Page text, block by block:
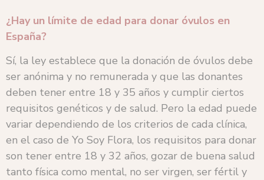
¿Hay un límite de edad para donar óvulos en
España?
Sí, la ley establece que la donación de óvulos debe
ser anónima y no remunerada y que las donantes
deben tener entre 18 y 35 años y cumplir ciertos
requisitos genéticos y de salud. Pero la edad puede
variar dependiendo de los criterios de cada clínica,
en el caso de Yo Soy Flora, los requisitos para donar
son tener entre 18 y 32 años, gozar de buena salud
tanto física como mental, no ser virgen, ser fértil y